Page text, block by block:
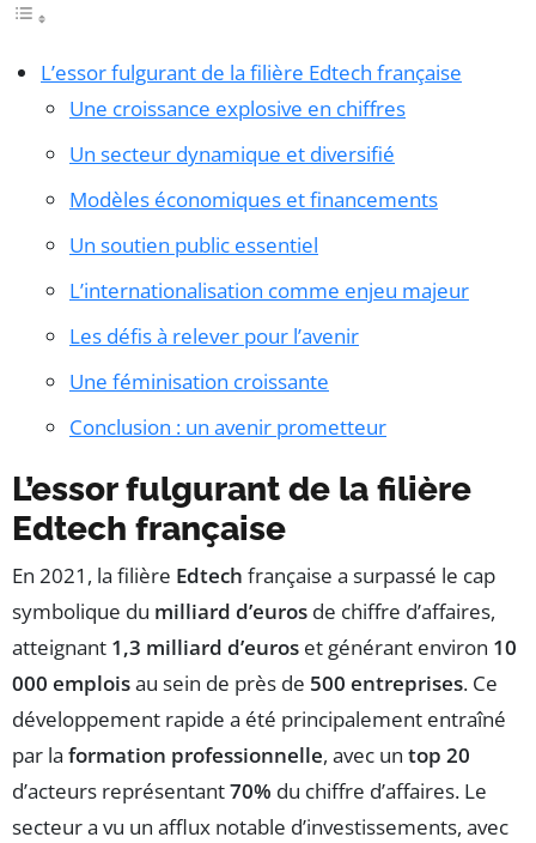
L’essor fulgurant de la filière Edtech française
Une croissance explosive en chiffres
Un secteur dynamique et diversifié
Modèles économiques et financements
Un soutien public essentiel
L’internationalisation comme enjeu majeur
Les défis à relever pour l’avenir
Une féminisation croissante
Conclusion : un avenir prometteur
L’essor fulgurant de la filière
Edtech française
En 2021, la filière Edtech française a surpassé le cap
symbolique du milliard d’euros de chiffre d’affaires,
atteignant 1,3 milliard d’euros et générant environ 10
000 emploisau sein de près de 500 entreprises. Ce
développement rapide a été principalement entraîné
par la formation professionnelle, avec un top 20
d’acteurs représentant70% du chiffre d’affaires. Le
secteur a vu un afflux notable d’investissements, avec